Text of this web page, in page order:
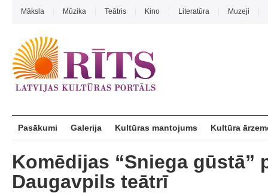
Māksla Mūzika Teātris Kino Literatūra Muzeji
Pasākumi Galerija Kultūras mantojums Kultūra
Komēdijas “Sniega gūstā”
Daugavpils teātrī